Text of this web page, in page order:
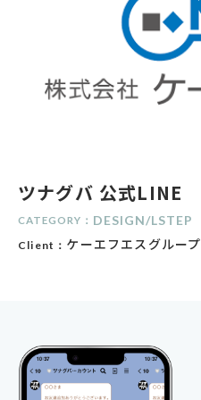
ツナグバ 公式LINE
CATEGORY： DESIGN/LSTEP
Client： ケーエフエスグループ